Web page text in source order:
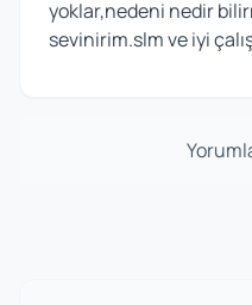
yoklar,nedeni nedir
sevinirim.slm ve iyi